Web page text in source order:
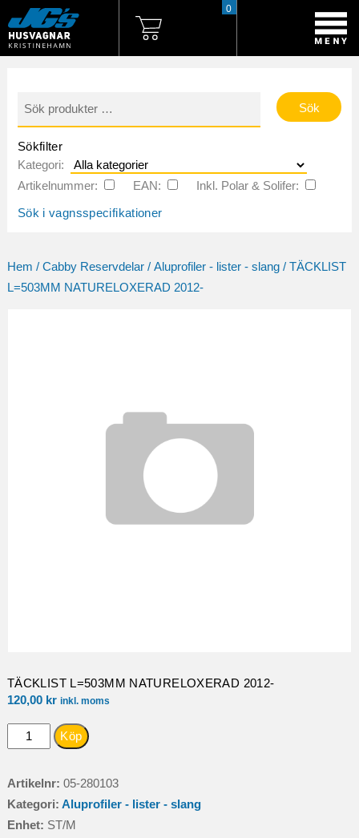
0
efter:
Sökfilter
Kategori:
Artikelnummer:
EAN:
Inkl. Polar & Solifer:
Sök i vagnsspecifikationer
Hem / Cabby Reservdelar/ Aluprofiler - lister - slang/ TÄCKLIST
L=503MM NATURELOXERAD 2012-
TÄCKLIST L=503MM NATURELOXERAD 2012-
120,00 kr inkl. moms
TÄCKLISTKöp
Artikelnr: 05-280103
Kategori: Aluprofiler - lister - slang
Enhet: ST/M